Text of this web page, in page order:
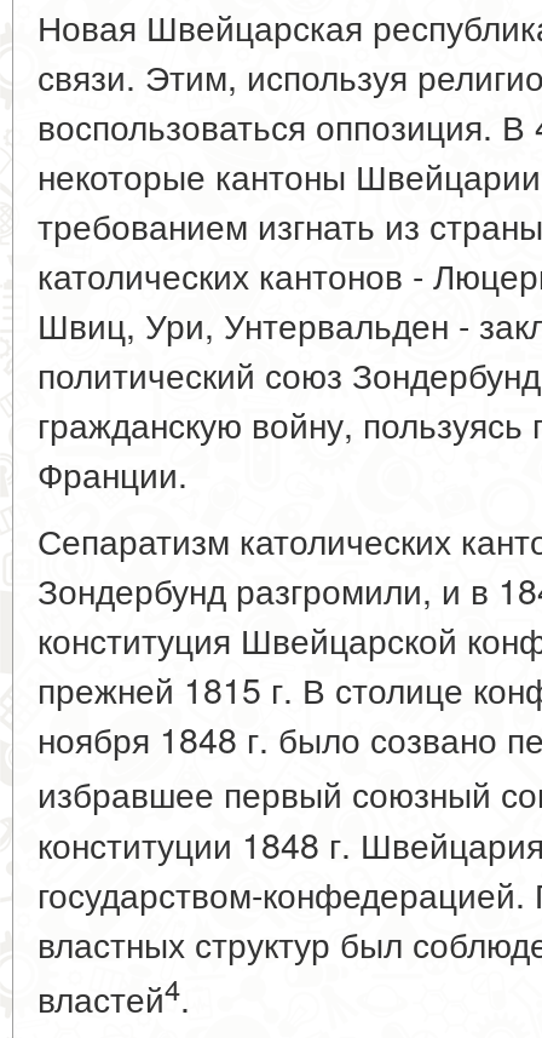
Новая Швейцарская
связи. Этим, используя
воспользоваться оппозиция. В
некоторые кантоны
требованием изгнать из
католических кантонов -
Швиц, Ури, Унтервальден -
политический союз
гражданскую войну,
Франции.
Сепаратизм католических
Зондербунд разгромили, и в
конституция Швейцарской
прежней 1815 г. В столице
ноября 1848 г. было созвано
избравшее первый союзный
конституции 1848 г.
государством-
властных структур был
властей4.